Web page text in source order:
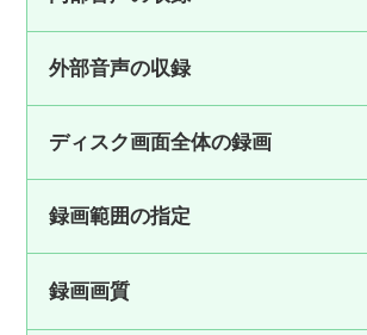
外部音声の収録
ディスク画面全体の録画
録画範囲の指定
録画画質